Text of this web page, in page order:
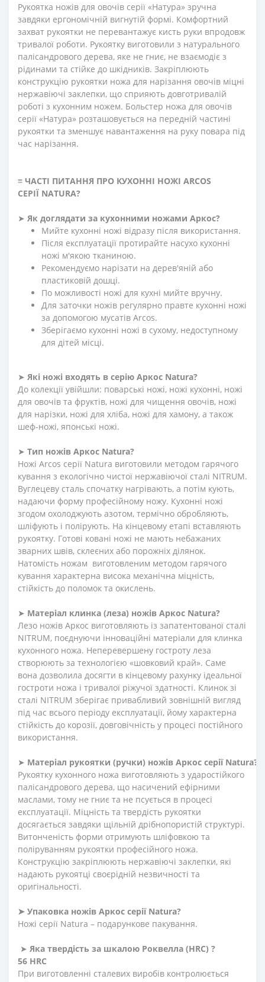
Рукоятка ножів для овочів серії «Натура» зручна
завдяки ергономічній вигнутій формі. Комфортний
захват рукоятки не перевантажує кисть руки впродовж
тривалої роботи. Рукоятку виготовили з натурального
палісандрового дерева, яке не гниє, не взаємодіє з
рідинами та стійке до шкідників. Закріплюють
конструкцію рукоятки ножа для нарізання овочів міцні
нержавіючі заклепки, що сприяють довготривалій
роботі з кухонним ножем. Больстер ножа для овочів
серії «Натура» розташовується на передній частині
рукоятки та зменшує навантаження на руку повара під
час нарізання.
≡ ЧАСТІ ПИТАННЯ ПРО КУХОННІ НОЖІ ARCOS
СЕРІЇ NATURA?
➤ Як доглядати за кухонними ножами Аркос?
Мийте кухонні ножі відразу після використання.
Після експлуатації протирайте насухо кухонні
ножі м'якою тканиною.
Рекомендуємо нарізати на дерев'яній або
пластиковій дошці.
По можливості ножі для кухні мийте вручну.
Для заточки ножів регулярно правте кухонні ножі
за допомогою мусатів Arcos.
Зберігаємо кухонні ножі в сухому, недоступному
для дітей місці.
➤ Які ножі входять в серію Аркос Natura?
До колекції увійшли: поварські ножі, ножі кухонні, ножі
для овочів та фруктів, ножі для чищення овочів, ножі
для нарізки, ножі для хліба, ножі для хамону, а також
шеф-ножі, японські ножі.
➤ Тип ножів Аркос Natura?
Ножі Arcos серії Natura виготовили методом гарячого
кування з екологічно чистої нержавіючої сталі NITRUM.
Вуглецеву сталь спочатку нагрівають, а потім кують,
надаючи форму професійному ножу. Кухонні ножі
згодом охолоджують азотом, термічно обробляють,
шліфують і полірують. На кінцевому етапі вставляють
рукоятку. Готові ковані ножі не мають небажаних
зварних швів, склеєних або порожніх ділянок.
Натомість ножам виготовленим методом гарячого
кування характерна висока механічна міцність,
стійкість до поломок та окислень.
➤ Матеріал клинка (леза) ножів Аркос Natura?
Лезо ножів Аркос виготовляють із запатентованої сталі
NITRUM, поєднуючи інноваційні матеріали для клинка
кухонного ножа. Неперевершену гостроту леза
створюють за технологією «шовковий край». Саме
вона дозволила досягти в кінцевому рахунку ідеальної
гостроти ножа і тривалої ріжучої здатності. Клинок зі
сталі NITRUM зберігає привабливий зовнішній вигляд
під час всього періоду експлуатації, йому характерна
стійкість до корозії, довговічність у процесі постійного
використання.
➤ Матеріал рукоятки (ручки) ножів Аркос серіїNatura?
Рукоятку кухонного ножа виготовляють з ударостійкого
палісандрового дерева, що насичений ефірними
маслами, тому не гниє та не псується в процесі
експлуатації. Міцність та твердість рукоятки
досягається завдяки щільній дрібнопористій структурі.
Витонченість форми отримують шліфовкою та
поліруванням рукоятки професійного ножа.
Конструкцію закріплюють нержавіючі заклепки, які
надають рукоятці своєрідній незвичності та
оригінальності.
➤ Упаковка ножів Аркос серіїNatura?
Ножі серії Natura – подарункове пакування.
➤ Яка твердість за шкалою Роквелла (HRC) ?
56 HRC
При виготовленні сталевих виробів контролюється